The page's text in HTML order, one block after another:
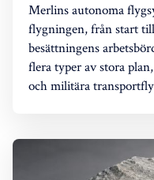
Merlins autonoma
flygningen, från start
besättningens
flera typer av stora
och militära